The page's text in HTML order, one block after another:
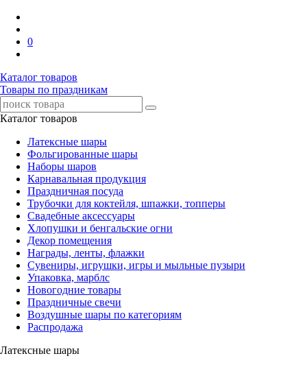
0
Каталог товаров
Товары по праздникам
Каталог товаров
Латексные шары
Фольгированные шары
Наборы шаров
Карнавальная продукция
Праздничная посуда
Трубочки для коктейля, шпажки, топперы
Свадебные аксессуары
Хлопушки и бенгальские огни
Декор помещения
Награды, ленты, флажки
Сувениры, игрушки, игры и мыльные пузыри
Упаковка, марблс
Новогодние товары
Праздничные свечи
Воздушные шары по категориям
Распродажа
Латексные шары